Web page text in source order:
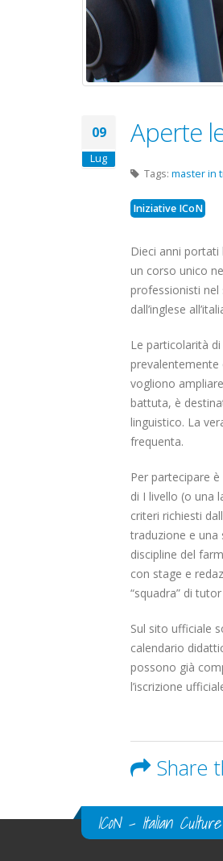
09
Lug
Aperte
Tags: master in
Iniziative ICoN
Dieci anni portati
un corso unico
professionisti nel
dall’inglese
Le particolarità
vogliono
battuta, è
linguistico. La
frequenta.
Per partecipare
di I livello (o una
criteri richiesti
traduzione e una
discipline del
con stage e
“squadra” di
Sul sito ufficiale
calendario
possono già
l’iscrizione
Share
ICoN - Italian